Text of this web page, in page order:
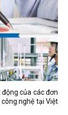
của các đơn
nghệ tại Việt